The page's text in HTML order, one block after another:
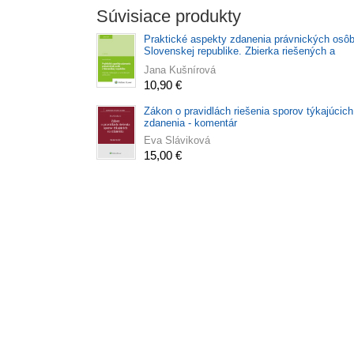
Súvisiace produkty
Praktické aspekty zdanenia právnických
Slovenskej republike. Zbierka riešených a
Jana Kušnírová
10,90 €
Zákon o pravidlách riešenia sporov
zdanenia - komentár
Eva Sláviková
15,00 €